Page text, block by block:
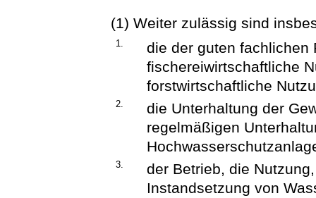
(1) Weiter zulässig sind
1.
die der guten fachlichen
fischereiwirtschaftliche
forstwirtschaftliche
2.
die Unterhaltung der
regelmäßigen
3.
der Betrieb, die
Instandsetzung von